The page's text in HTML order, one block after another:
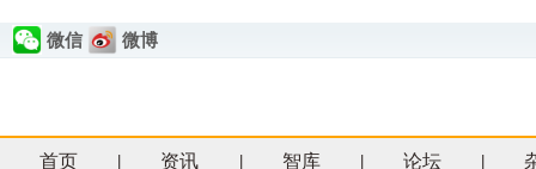
微信 微博
首页 资讯 智库 论坛